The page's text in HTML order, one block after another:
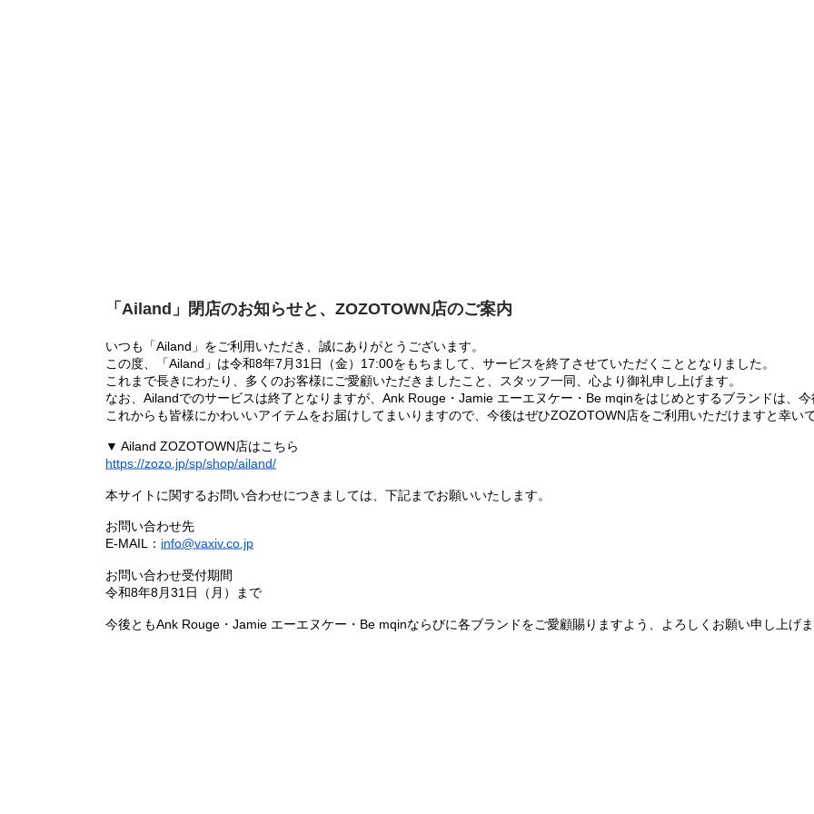
「Ailand」閉店のお知らせと、ZOZOTOWN店のご案内
いつも「Ailand」をご利用いただき、誠にありがとうございます。
この度、「Ailand」は令和8年7月31日（金）17:00をもちまして、サービスを終了させていただくこととなりました。
これまで長きにわたり、多くのお客様にご愛顧いただきましたこと、スタッフ一同、心より御礼申し上げます。
なお、Ailandでのサービスは終了となりますが、Ank Rouge・Jamie エーエヌケー・Be mqinをはじめとするブランドは、
これからも皆様にかわいいアイテムをお届けしてまいりますので、今後はぜひZOZOTOWN店をご利用いただけますと幸いで
▼ Ailand ZOZOTOWN店はこちら
https://zozo.jp/sp/shop/ailand/
本サイトに関するお問い合わせにつきましては、下記までお願いいたします。
お問い合わせ先
E-MAIL： info@vaxiv.co.jp
お問い合わせ受付期間
令和8年8月31日（月）まで
今後ともAnk Rouge・Jamie エーエヌケー・Be mqinならびに各ブランドをご愛顧賜りますよう、よろしくお願い申し上げま